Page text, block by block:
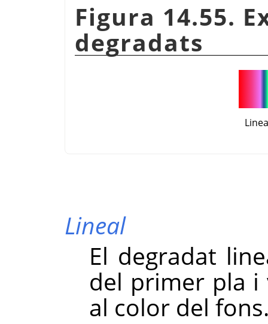
Figura 14.55.
degradats
Lineal
El degradat
del primer pla
al color del